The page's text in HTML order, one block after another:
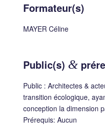
Formateur(s)
MAYER Céline
Public(s) &
Public : Architectes &
transition écologique,
conception la dimension
Prérequis: Aucun